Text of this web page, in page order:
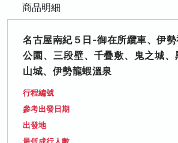
商品明細
名古屋南紀５日-御在所纜車、伊
公園、三段壁、千疊敷、鬼之城、
山城、伊勢龍蝦溫泉
行程編號
參考出發日期
出發地